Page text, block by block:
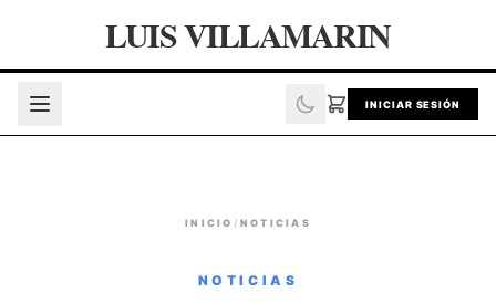
LUIS VILLAMARIN
INICIAR SESIÓN
INICIO / NOTICIAS
NOTICIAS